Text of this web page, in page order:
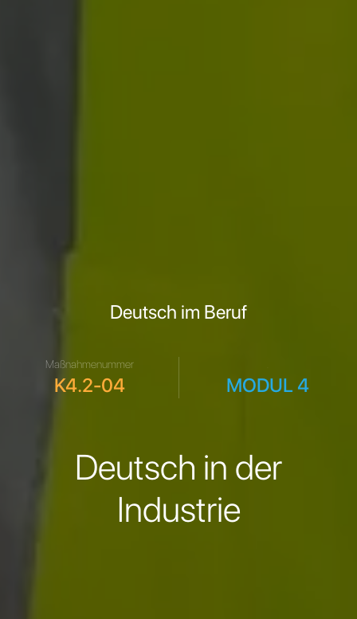
Deutsch im Beruf
Maßnahmenummer
K4.2-04 MODUL 4
Deutsch in der
Industrie